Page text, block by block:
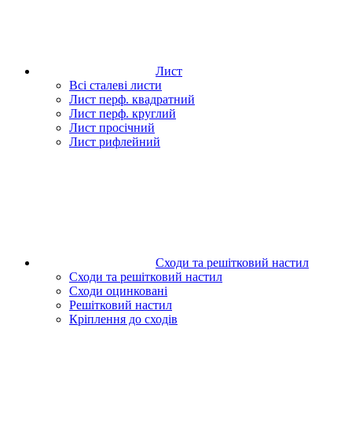
Лист
Всі сталеві листи
Лист перф. квадратний
Лист перф. круглий
Лист просічний
Лист рифлейний
Сходи та решітковий настил
Сходи та решітковий настил
Сходи оцинковані
Решітковий настил
Кріплення до сходів